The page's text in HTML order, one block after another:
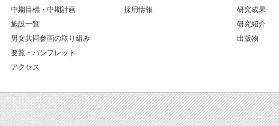
中期目標・中期計画
施設一覧
男女共同参画の取り組み
要覧・パンフレット
アクセス
採用情報
研究成果
研究紹介
出版物